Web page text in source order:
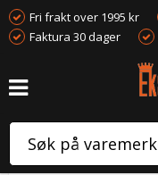
Fri frakt over 1995 kr
Faktura 30 dager